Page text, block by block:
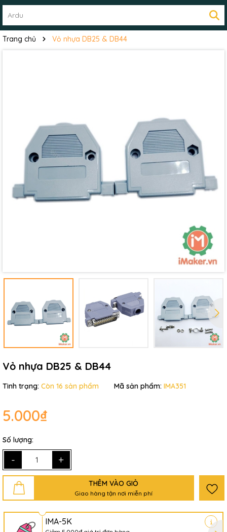
Trang chủ Vỏ nhựa DB25 & DB44
Vỏ nhựa DB25 & DB44
Tình trạng: Còn 16 sản phẩm Mã sản phẩm: IMA351
5.000₫
Số lượng:
- +
THÊM VÀO GIỎ
Giao hàng tận nơi miễn phí
IMA-5K
Mã giảm giá:
Điều kiện: